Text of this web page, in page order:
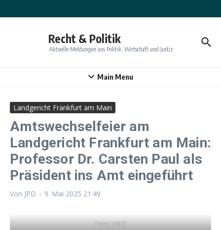
Recht & Politik
Aktuelle Meldungen aus Politik, Wirtschaft und Justiz
Main Menu
Landgericht Frankfurt am Main
Amtswechselfeier am
Landgericht Frankfurt am Main:
Professor Dr. Carsten Paul als
Präsident ins Amt eingeführt
Von JPD 9. Mai 2025 21:49
Foto: HMdJ